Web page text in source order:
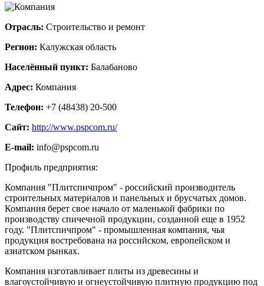
Отрасль: Строительство и ремонт
Регион: Калужская область
Населённый пункт: Балабаново
Адрес: Компания
Телефон: +7 (48438) 20-500
Сайт: http://www.pspcom.ru/
E-mail: info@pspcom.ru
Профиль предприятия:
Компания "Плитспичпром" - российский производитель
строительных материалов и панельных и брусчатых домов.
Компания берет свое начало от маленькой фабрики по
производству спичечной продукции, созданной еще в 1952
году. "Плитспичпром" - промышленная компания, чья
продукция востребована на российском, европейском и
азиатском рынках.
Компания изготавливает плиты из древесины и
влагоустойчивую и огнеустойчивую плитную продукцию под